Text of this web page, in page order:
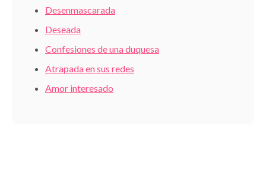
Desenmascarada
Deseada
Confesiones de una duquesa
Atrapada en sus redes
Amor interesado